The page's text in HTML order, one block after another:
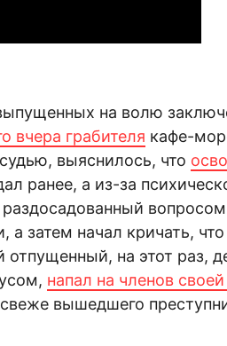
на волю
вчера грабителя кафе-
выяснилось, что
ранее, а из-за
вопросом
а затем начал кричать,
отпущенный, на этот раз,
напал на членов
вышедшего